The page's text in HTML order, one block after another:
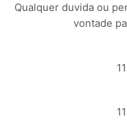
Qualquer duvida ou
vontade